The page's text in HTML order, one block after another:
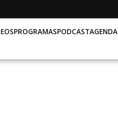
PROGRAMASPODCASTAGENDA